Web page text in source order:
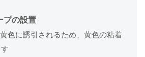
プの設置
色に誘引されるため、黄色の粘着